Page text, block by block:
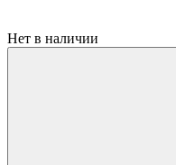
Нет в наличии